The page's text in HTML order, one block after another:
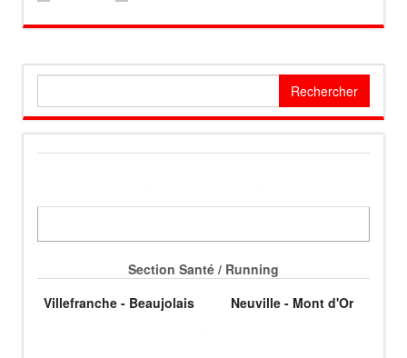
Section Santé / Running
Villefranche - Beaujolais
Neuville - Mont d'Or